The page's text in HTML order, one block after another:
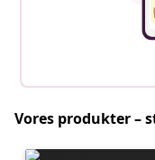
Vores produkter –